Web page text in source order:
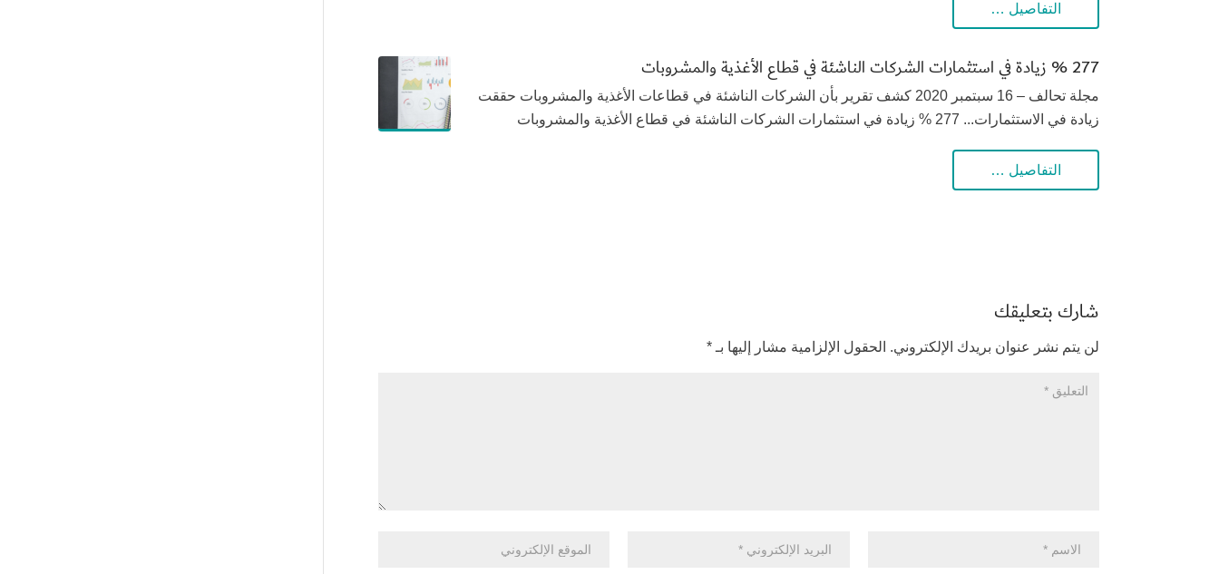
التفاصيل …
277 % زيادة في استثمارات الشركات الناشئة في قطاع الأغذية والمشروبات
مجلة تحالف – 16 سبتمبر 2020 كشف تقرير بأن الشركات الناشئة في قطاعات الأغذية والمشروبات حققت
زيادة في الاستثمارات... 277 % زيادة في استثمارات الشركات الناشئة في قطاع الأغذية والمشروبات
التفاصيل …
شارك بتعليقك
لن يتم نشر عنوان بريدك الإلكتروني. الحقول الإلزامية مشار إليها بـ *